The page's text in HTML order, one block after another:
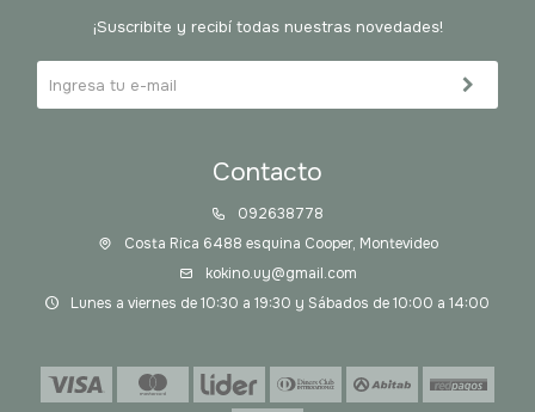
Contacto
092638778
Costa Rica 6488 esquina Cooper, Montevideo
kokino.uy@gmail.com
Lunes a viernes de 10:30 a 19:30 y Sábados de 10:00 a 14:00
¡Suscribite y recibí todas nuestras novedades!